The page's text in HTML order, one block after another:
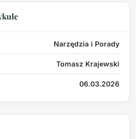
Narzędzia i Porady
Tomasz Krajewski
06.03.2026